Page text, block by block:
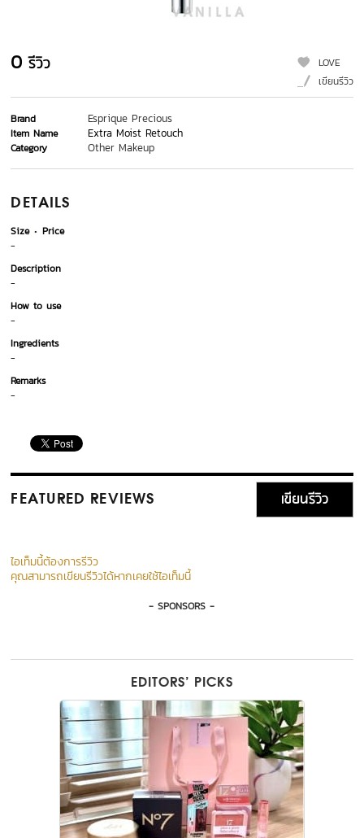
0 รีวิว
LOVE
เขียนรีวิว
Brand Esprique Precious
Item Name Extra Moist Retouch
Category Other Makeup
DETAILS
Size
Price
-
Description
-
How to use
-
Ingredients
-
Remarks
-
FEATURED REVIEWS เขียนรีวิว
ไอเท็มนี้ต้องการรีวิว
คุณสามารถเขียนรีวิวได้หากเคยใช้ไอเท็มนี้
- SPONSORS -
EDITORS’ PICKS